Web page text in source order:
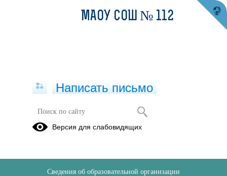
план мероприятий по устранению
недостатков
МАОУ СОШ № 112
Написать письмо
Версия для слабовидящих
Сведения об образовательной организации